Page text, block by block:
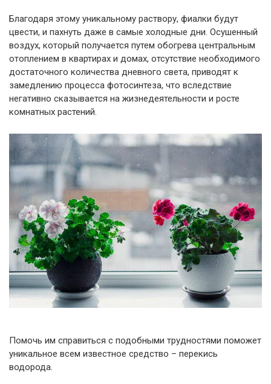
Благодаря этому уникальному раствору, фиалки будут
цвести, и пахнуть даже в самые холодные дни. Осушенный
воздух, который получается путем обогрева центральным
отоплением в квартирах и домах, отсутствие необходимого
достаточного количества дневного света, приводят к
замедлению процесса фотосинтеза, что вследствие
негативно сказывается на жизнедеятельности и росте
комнатных растений.
Помочь им справиться с подобными трудностями поможет
уникальное всем известное средство – перекись
водорода.